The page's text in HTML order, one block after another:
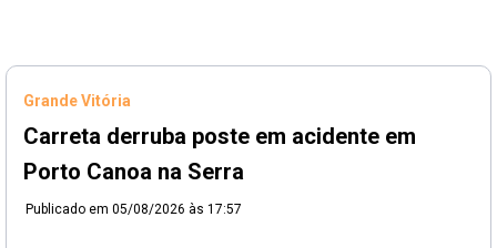
Grande Vitória
Carreta derruba poste em acidente em
Porto Canoa na Serra
Publicado em 05/08/2026 às 17:57